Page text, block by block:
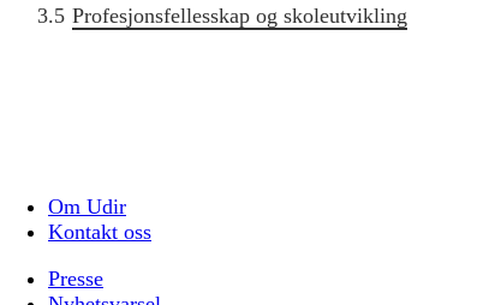
3.5 Profesjonsfellesskap og skoleutvikling
Om Udir
Kontakt oss
Presse